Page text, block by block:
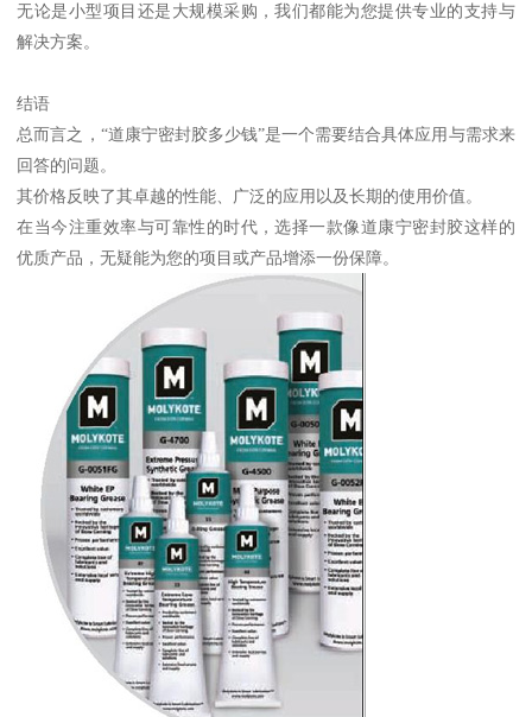
无论是小型项目还是大规模采购，我们都能为您提供专业的支持与
解决方案。
结语
总而言之，“道康宁密封胶多少钱”是一个需要结合具体应用与需求来
回答的问题。
其价格反映了其卓越的性能、广泛的应用以及长期的使用价值。
在当今注重效率与可靠性的时代，选择一款像道康宁密封胶这样的
优质产品，无疑能为您的项目或产品增添一份保障。